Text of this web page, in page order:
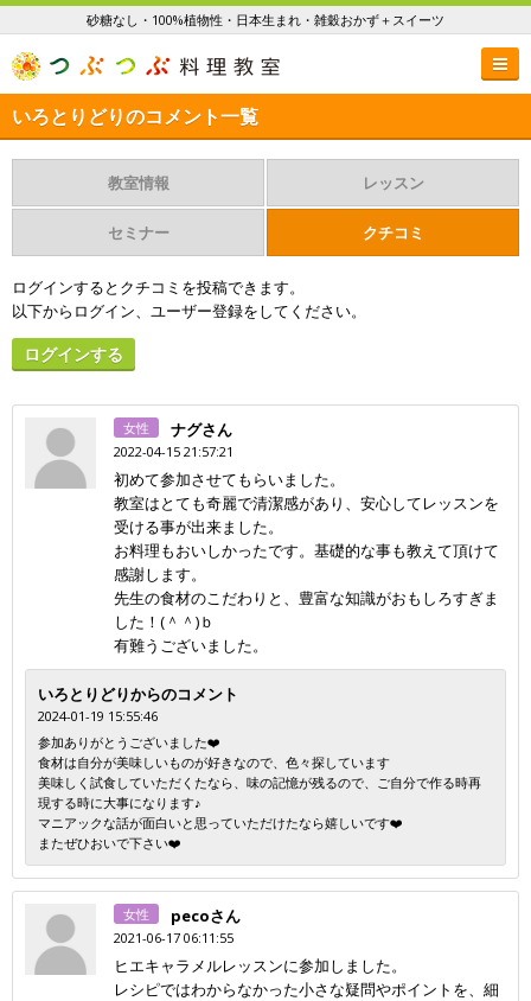
砂糖なし・100%植物性・日本生まれ・雑穀おかず＋スイーツ
いろとりどりのコメント一覧
教室情報 レッスン
セミナー クチコミ
ログインするとクチコミを投稿できます。
以下からログイン、ユーザー登録をしてください。
ログインする
女性 ナグさん
2022-04-15 21:57:21
初めて参加させてもらいました。
教室はとても奇麗で清潔感があり、安心してレッスンを
受ける事が出来ました。
お料理もおいしかったです。基礎的な事も教えて頂けて
感謝します。
先生の食材のこだわりと、豊富な知識がおもしろすぎま
した！(＾＾)ｂ
有難うございました。
いろとりどりからのコメント
2024-01-19 15:55:46
参加ありがとうございました❤️
食材は自分が美味しいものが好きなので、色々探しています
美味しく試食していただくたなら、味の記憶が残るので、ご自分で作る時再
現する時に大事になります♪
マニアックな話が面白いと思っていただけたなら嬉しいです❤️
またぜひおいで下さい❤️
女性 pecoさん
2021-06-17 06:11:55
ヒエキャラメルレッスンに参加しました。
レシピではわからなかった小さな疑問やポイントを、細